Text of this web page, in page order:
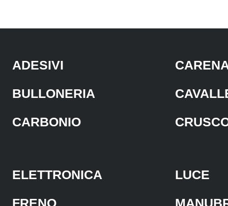
ADESIVI
BULLONERIA
CARBONIO
ELETTRONICA
FRENO
LUCE